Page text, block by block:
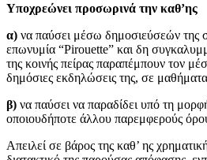
Υποχρεώνει προσωρινά την καθ’ης
α) να παύσει μέσω δημοσιεύσεών της
επωνυμία “Pirouette” και δη
της κοινής πείρας παραπέμπουν τον
δημόσιες εκδηλώσεις της, σε
β) να παύσει να παραδίδει υπό τη
οποιουδήποτε άλλου παρεμφερούς
Απειλεί σε βάρος της καθ’ ης